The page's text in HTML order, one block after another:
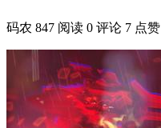
码农 847 阅读 0 评论 7 点赞